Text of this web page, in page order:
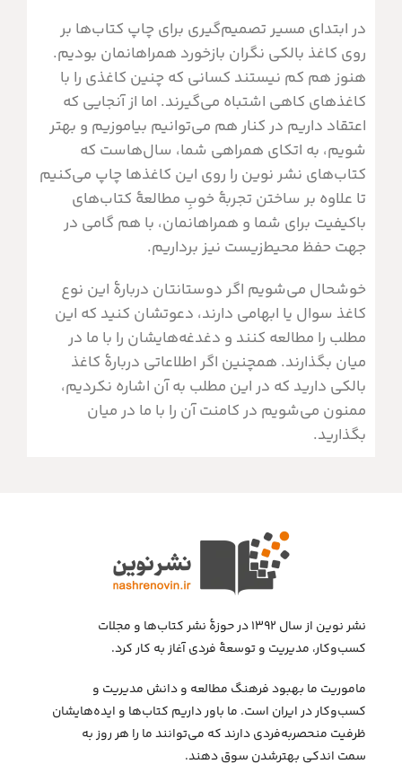
در ابتدای مسیر تصمیم‌گیری برای چاپ کتاب‌ها بر
روی کاغذ بالکی نگران بازخورد همراهانمان بودیم.
هنوز هم کم نیستند کسانی که چنین کاغذی را با
کاغذهای کاهی اشتباه می‌گیرند. اما از آنجایی که
اعتقاد داریم در کنار هم می‌توانیم بیاموزیم و بهتر
شویم، به اتکای همراهی شما، سال‌هاست که
کتاب‌های نشر نوین را روی این کاغذها چاپ می‌کنیم
تا علاوه بر ساختن تجربۀ خوبِ مطالعۀ کتاب‌های
باکیفیت برای شما و همراهانمان، با هم گامی در
جهت حفظ محیط‌زیست نیز برداریم.
خوشحال می‌شویم اگر دوستانتان دربارۀ این نوع
کاغذ سوال یا ابهامی دارند، دعوتشان کنید که این
مطلب را مطالعه کنند و دغدغه‌هایشان را با ما در
میان بگذارند. همچنین اگر اطلاعاتی دربارۀ کاغذ
بالکی دارید که در این مطلب به آن اشاره نکردیم،
ممنون می‌شویم در کامنت آن را با ما در میان
بگذارید.
نشر نوین از سال ۱۳۹۲ در حوزهٔ نشر کتاب‌ها و مجلات
کسب‌وکار، مدیریت و توسعهٔ فردی آغاز به کار کرد.
ماموریت ما بهبود فرهنگ مطالعه و دانش مدیریت و
کسب‌وکار در ایران است. ما باور داریم کتاب‌ها و ایده‌هایشان
ظرفیت منحصربه‌فردی دارند که می‌توانند ما را هر روز به
سمت اندکی بهتر‌شدن سوق دهند.